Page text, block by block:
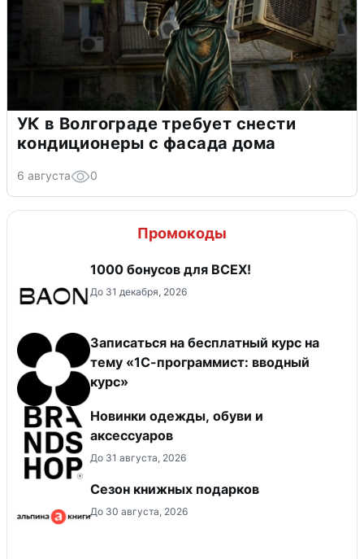
УК в Волгограде требует снести
кондиционеры с фасада дома
6 августа 0
Промокоды
1000 бонусов для ВСЕХ!
До 31 декабря, 2026
Записаться на бесплатный курс на
тему «1С-программист: вводный
курс»
Новинки одежды, обуви и
аксессуаров
До 31 августа, 2026
Сезон книжных подарков
До 30 августа, 2026